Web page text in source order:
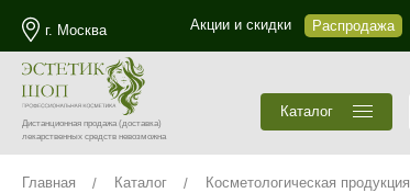
г. Москва Акции и скидки Распродажа
Дистанционная продажа(доставка)
лекарственных средств невозможна
Каталог
Главная Каталог Косметологическая продукция